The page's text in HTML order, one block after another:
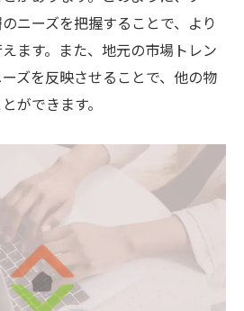
ニーズを把握することで、より
ます。また、地元の市場トレン
ズを反映させることで、他の物
ができます。